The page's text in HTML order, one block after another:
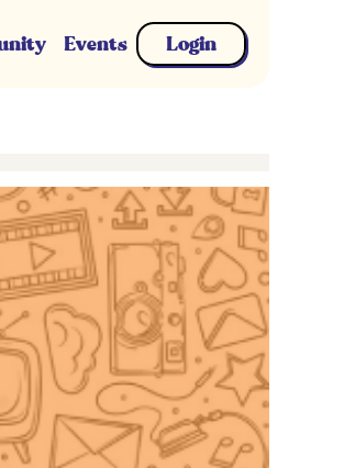
Events Login